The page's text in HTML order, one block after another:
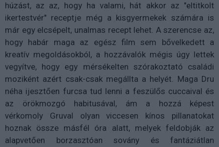
húzást, az az, hogy ha valami, hát akkor az "eltitkolt
ikertestvér" receptje még a kisgyermekek számára is
már egy elcsépelt, unalmas recept lehet. A szerencse az,
hogy habár maga az egész film sem bővelkedett a
kreatív megoldásokból, a hozzávalók mégis úgy lettek
vegyítve, hogy egy mérsékelten szórakoztató családi
moziként azért csak-csak megállta a helyét. Maga Dru
néha ijesztően furcsa tud lenni a feszülős cuccaival és
az örökmozgó habitusával, ám a hozzá képest
vérkomoly Gruval olyan viccesen kínos pillanatokat
hoznak össze másfél óra alatt, melyek feldobják az
alapvetően borzasztóan sovány és fantáziátlan